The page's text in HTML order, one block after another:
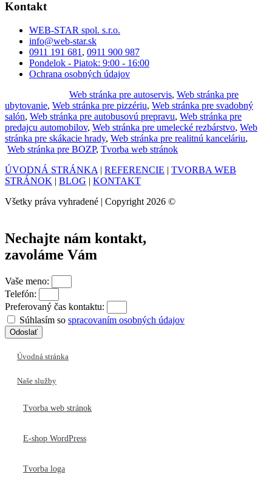
Kontakt
WEB-STAR spol. s.r.o.
info@web-star.sk
0911 191 681 , 0911 900 987
Pondelok - Piatok: 9:00 - 16:00
Ochrana osobných údajov
Web stránka pre autoservis, Web stránka pre
ubytovanie, Web stránka pre pizzériu, Web stránka pre svadobný
salón, Web stránka pre autobusovú prepravu, Web stránka pre
predajcu automobilov, Web stránka pre umelecké rezbárstvo, Web
stránka pre skákacie hrady, Web stránka pre realitnú kanceláriu,
Web stránka pre BOZP, Tvorba web stránok
ÚVODNÁ STRÁNKA | REFERENCIE | TVORBA WEB
STRÁNOK | BLOG | KONTAKT
Všetky práva vyhradené | Copyright 2026 ©
Nechajte nám kontakt,
zavoláme Vám
Vaše meno:
Telefón:
Preferovaný čas kontaktu:
Súhlasím so spracovaním osobných údajov
Odoslať
Úvodná stránka
Naše služby
Tvorba web stránok
E-shop WordPress
Tvorba loga